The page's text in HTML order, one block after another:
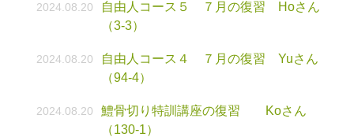
2024.08.20
自由人コース５ ７月の復習 Hoさん
（3-3）
2024.08.20
自由人コース４ ７月の復習 Yuさん
（94-4）
2024.08.20
鱧骨切り特訓講座の復習 Koさん
（130-1）